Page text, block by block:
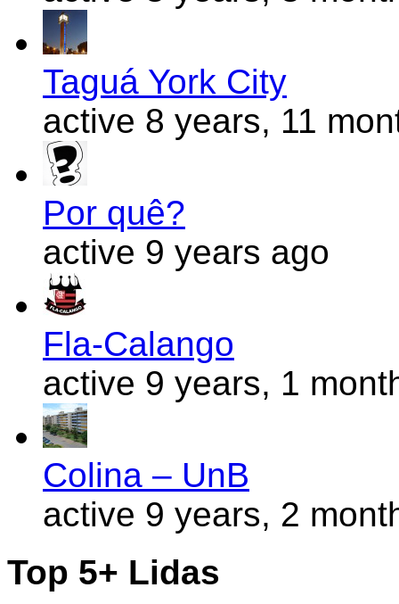
Taguá York City
active 8 years, 11
Por quê?
active 9 years ago
Fla-Calango
active 9 years, 1
Colina – UnB
active 9 years, 2
Top 5+ Lidas